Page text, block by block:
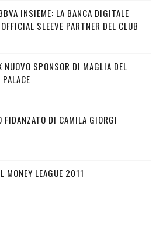
INSIEME: LA BANCA DIGITALE
SLEEVE PARTNER DEL CLUB
NUOVO SPONSOR DI MAGLIA DEL
FIDANZATO DI CAMILA GIORGI
MONEY LEAGUE 2011